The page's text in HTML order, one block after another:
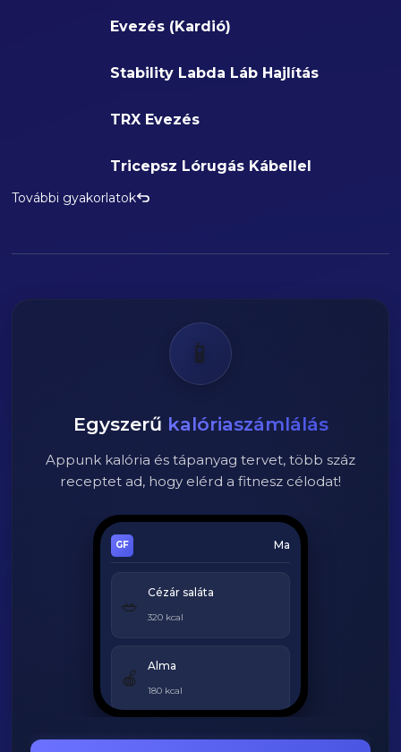
Evezés (Kardió)
Stability Labda Láb Hajlítás
TRX Evezés
Tricepsz Lórugás Kábellel
További gyakorlatok
📱
Egyszerű kalóriaszámlálás
Appunk kalória és tápanyag tervet, több száz
receptet ad, hogy elérd a fitnesz célodat!
Ma
🥗
Cézár saláta
320 kcal
🍎
Alma
180 kcal
Grillezett csirke